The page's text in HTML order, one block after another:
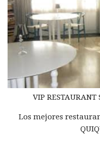
VIP RESTAURANT
Los mejores